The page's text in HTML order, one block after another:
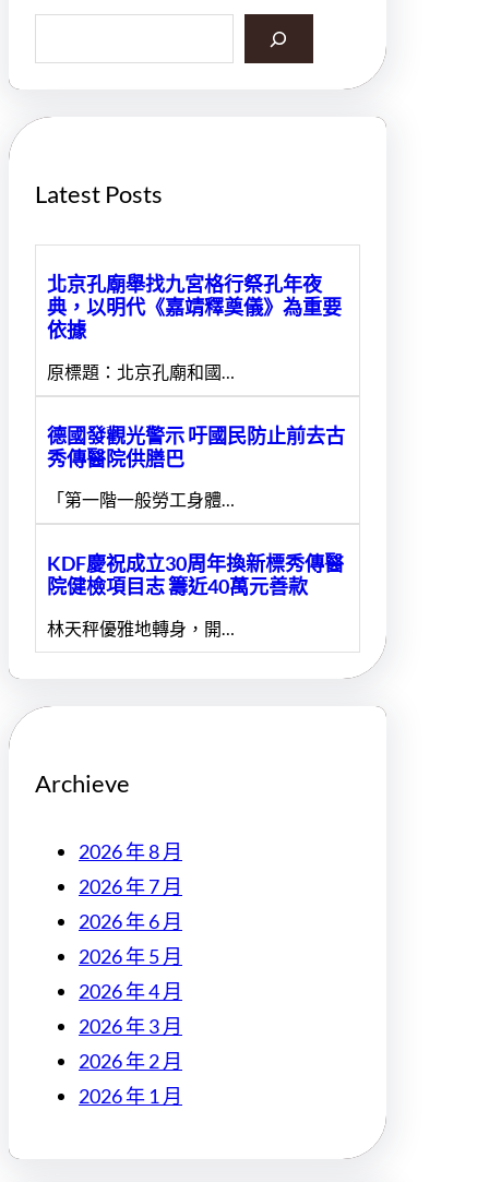
a
h
Latest Posts
北京孔廟舉找九宮格行祭孔年夜
典，以明代《嘉靖釋奠儀》為重要
依據
原標題：北京孔廟和國…
德國發觀光警示 吁國民防止前去古
秀傳醫院供膳巴
「第一階一般勞工身體…
KDF慶祝成立30周年換新標秀傳醫
院健檢項目志 籌近40萬元善款
林天秤優雅地轉身，開…
Archieve
2026 年 8 月
2026 年 7 月
2026 年 6 月
2026 年 5 月
2026 年 4 月
2026 年 3 月
2026 年 2 月
2026 年 1 月